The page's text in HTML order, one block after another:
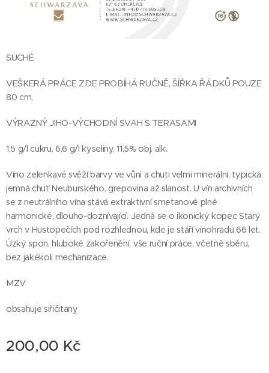
SUCHÉ
VEŠKERÁ PRÁCE ZDE PROBÍHÁ RUČNĚ, ŠÍŘKA ŘÁDKŮ POUZE
80 cm,
VÝRAZNÝ JIHO-VÝCHODNÍ SVAH S TERASAMI
1,5 g/l cukru, 6,6 g/l kyseliny, 11,5% obj. alk.
Víno zelenkavé svěží barvy ve vůni a chuti velmi minerální, typická
jemná chuť Neuburského, grepovina až slanost. U vín archivních
se z neutrálního vína stává extraktivní smetanové plné
harmonické, dlouho-doznívající. Jedná se o ikonický kopec Starý
vrch v Hustopečích pod rozhlednou, kde je stáří vinohradu 66 let.
Úzký spon, hluboké zakořenění, vše ruční práce, včetně sběru,
bez jakékoli mechanizace.
MZV
obsahuje siřičitany
200,00 Kč